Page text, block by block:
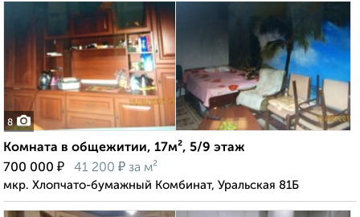
8
Комната в общежитии, 17м², 5/9 этаж
700 000 ₽ 41 200 ₽ за м²
мкр. Хлопчато-бумажный Комбинат, Уральская 81Б